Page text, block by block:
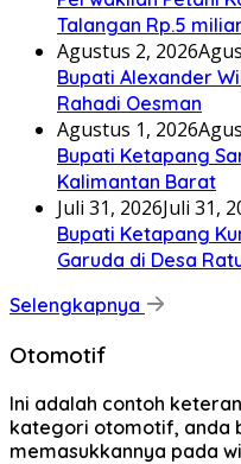
Talangan Rp.5
Agustus 2, 2026
Bupati Alexander
Rahadi Oesman
Agustus 1, 2026
Bupati Ketapang
Kalimantan Barat
Juli 31, 2026Juli 31,
Bupati Ketapang
Garuda di Desa
Selengkapnya
Otomotif
Ini adalah contoh
kategori otomotif, anda
memasukkannya pada